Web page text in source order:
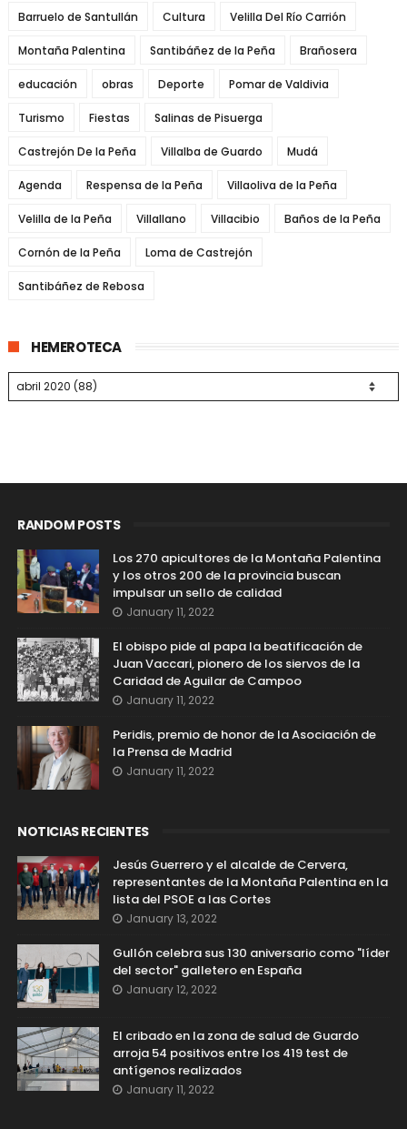
Barruelo de Santullán Cultura Velilla Del Río Carrión
Montaña Palentina Santibáñez de la Peña Brañosera
educación obras Deporte Pomar de Valdivia
Turismo Fiestas Salinas de Pisuerga
Castrejón De la Peña Villalba de Guardo Mudá
Agenda Respensa de la Peña Villaoliva de la Peña
Velilla de la Peña Villallano Villacibio Baños de la Peña
Cornón de la Peña Loma de Castrejón
Santibáñez de Rebosa
HEMEROTECA
RANDOM POSTS
Los 270 apicultores de la Montaña Palentina
y los otros 200 de la provincia buscan
impulsar un sello de calidad
January 11, 2022
El obispo pide al papa la beatificación de
Juan Vaccari, pionero de los siervos de la
Caridad de Aguilar de Campoo
January 11, 2022
Peridis, premio de honor de la Asociación de
la Prensa de Madrid
January 11, 2022
NOTICIAS RECIENTES
Jesús Guerrero y el alcalde de Cervera,
representantes de la Montaña Palentina en la
lista del PSOE a las Cortes
January 13, 2022
Gullón celebra sus 130 aniversario como "líder
del sector" galletero en España
January 12, 2022
El cribado en la zona de salud de Guardo
arroja 54 positivos entre los 419 test de
antígenos realizados
January 11, 2022